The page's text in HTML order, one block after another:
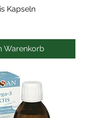
Kapseln
Warenkorb